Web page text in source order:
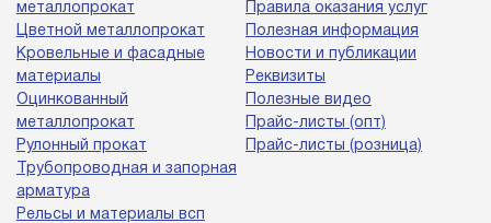
металлопрокат
Цветной металлопрокат
Кровельные и фасадные
материалы
Оцинкованный
металлопрокат
Рулонный прокат
Трубопроводная и запорная
арматура
Рельсы и материалы всп
Правила оказания услуг
Полезная информация
Новости и публикации
Реквизиты
Полезные видео
Прайс-листы (опт)
Прайс-листы (розница)